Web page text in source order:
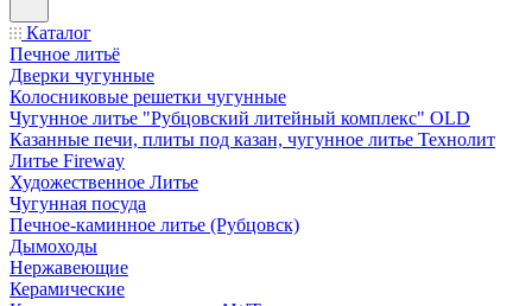
Каталог
Печное литьё
Дверки чугунные
Колосниковые решетки чугунные
Чугунное литье "Рубцовский литейный комплекс" OLD
Казанные печи, плиты под казан, чугунное литье Технолит
Литье Fireway
Художественное Литье
Чугунная посуда
Печное-каминное литье (Рубцовск)
Дымоходы
Нержавеющие
Керамические